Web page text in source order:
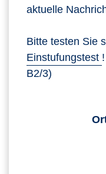
aktuelle
Bitte testen Sie
Einstufungstest
B2/3)